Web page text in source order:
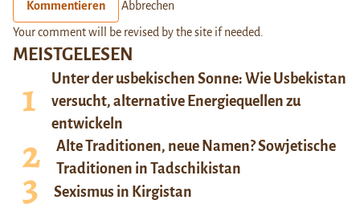
MEISTGELESEN
Unter der usbekischen Sonne: Wie Usbekistan
versucht, alternative Energiequellen zu
entwickeln
Alte Traditionen, neue Namen? Sowjetische
Traditionen in Tadschikistan
Sexismus in Kirgistan
Kommentieren Abbrechen
Your comment will be revised by the site if needed.